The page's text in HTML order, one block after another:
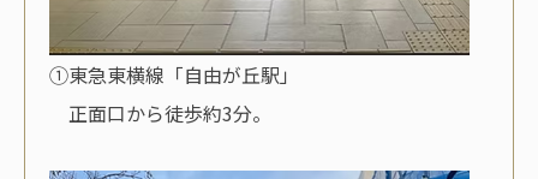
①東急東横線「自由が丘駅」
正面口から徒歩約3分。